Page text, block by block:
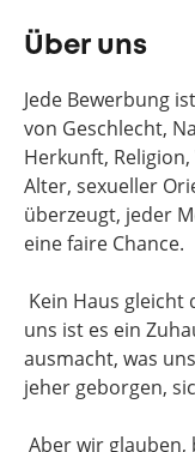
Über uns
Jede Bewerbung
von Geschlecht,
Herkunft,
Alter, sexueller
überzeugt, jeder
eine faire Chance.
Kein Haus
uns ist es ein
ausmacht, was
jeher geborgen,
Aber wir glauben,